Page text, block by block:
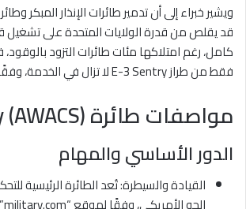
ويشير خبراء إلى أن تدمير طائرات الإنذار المبكر
قد يقلص من قدرة الولايات المتحدة على تشغيل
فقط من طراز E-3 Sentry لا تزال في الخدمة، وفقًا لقناة “روسيا اليوم”
مواصفات طائرة E-3 Sentry (AWACS)
الدور الأساسي والمهام
القيادة والسيطرة: تُعد الطائرة الرئيسية